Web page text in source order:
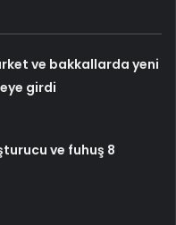
ve bakkallarda yeni
girdi
ve fuhuş 8